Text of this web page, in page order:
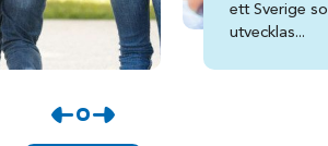
ett Sverige
utvecklas...